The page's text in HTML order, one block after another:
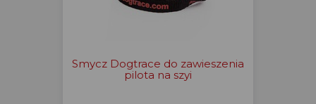
Smycz Dogtrace do zawieszenia
pilota na szyi